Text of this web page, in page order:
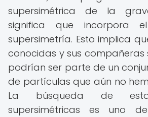
supersimétrica de la
significa que incorpora
supersimetría. Esto implica
conocidas y sus compañeras
podrían ser parte de un
de partículas que aún no
La búsqueda de
supersimétricas es uno